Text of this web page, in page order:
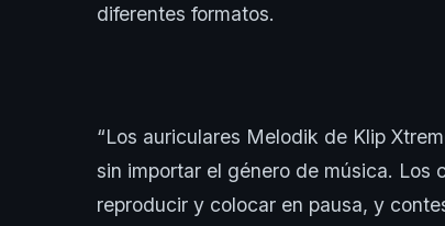
diferentes formatos.
“Los auriculares Melodik de Klip
sin importar el género de música. Los
reproducir y colocar en pausa, y